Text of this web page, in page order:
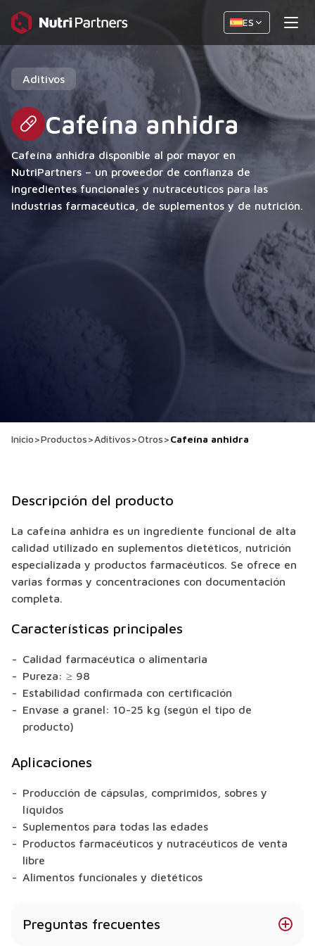
ES
Aditivos
Cafeína anhidra
Cafeína anhidra disponible al por mayor en
NutriPartners – un proveedor de confianza de
ingredientes funcionales y nutracéuticos para las
industrias farmacéutica, de suplementos y de nutrición.
Inicio>Productos>Aditivos>Otros>Cafeína anhidra
Descripción del producto
La cafeína anhidra es un ingrediente funcional de alta
calidad utilizado en suplementos dietéticos, nutrición
especializada y productos farmacéuticos. Se ofrece en
varias formas y concentraciones con documentación
completa.
Características principales
Calidad farmacéutica o alimentaria
Pureza: ≥ 98
Estabilidad confirmada con certificación
Envase a granel: 10-25 kg (según el tipo de
producto)
Aplicaciones
Producción de cápsulas, comprimidos, sobres y
líquidos
Suplementos para todas las edades
Productos farmacéuticos y nutracéuticos de venta
libre
Alimentos funcionales y dietéticos
Preguntas frecuentes